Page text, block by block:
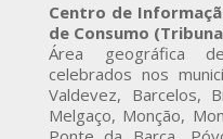
Centro de
de Consumo
Área geográfica
celebrados nos
Valdevez, Barcelos,
Melgaço, Monção,